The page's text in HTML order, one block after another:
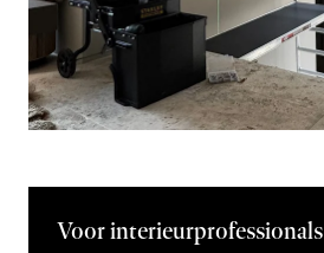
Voor interieurprofessionals